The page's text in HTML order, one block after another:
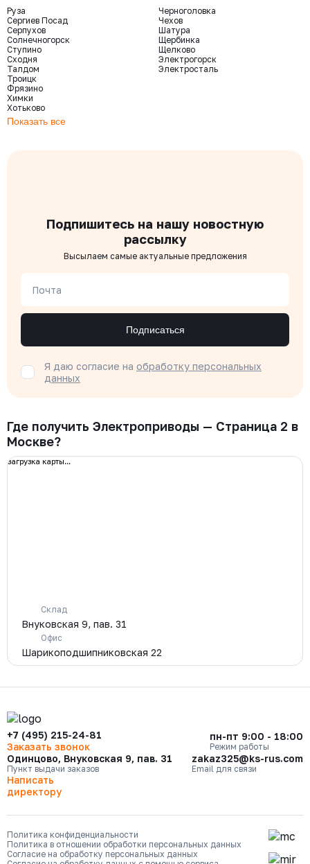
Руза
Сергиев Посад
Серпухов
Солнечногорск
Ступино
Сходня
Талдом
Троицк
Фрязино
Химки
Хотьково
Черноголовка
Чехов
Шатура
Щербинка
Щелково
Электрогорск
Электросталь
Показать все
Подпишитесь на нашу новостную
рассылку
Высылаем самые актуальные предложения
Почта
Подписаться
Я даю согласие на обработку персональных
данных
Где получить Электроприводы — Страница 2 в
Москве?
загрузка карты...
Склад
Внуковская 9, пав. 31
Офис
Шарикоподшипниковская 22
+7 (495) 215-24-81
Заказать звонок
пн-пт 9:00 - 18:00
Режим работы
Одинцово, Внуковская 9, пав. 31
Пункт выдачи заказов
zakaz325@ks-rus.com
Email для связи
Написать
директору
Политика конфиденциальности
Политика в отношении обработки персональных данных
Согласие на обработку персональных данных